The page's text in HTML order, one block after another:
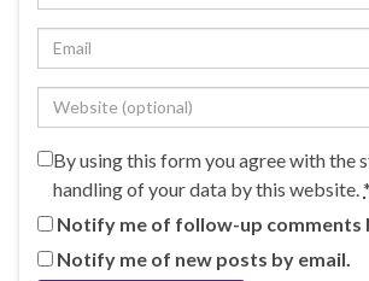
By using this form you agree with the
handling of your data by this website.*
Notify me of follow-up comments
Notify me of new posts by email.